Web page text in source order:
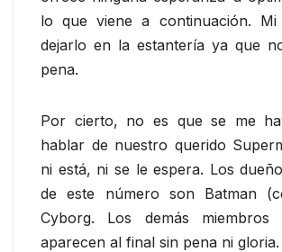
lo que viene a continuación. Mi
dejarlo en la estantería ya que
pena.
Por cierto, no es que se me
hablar de nuestro querido
ni está, ni se le espera. Los
de este número son Batman
Cyborg. Los demás
aparecen al final sin pena ni gloria.